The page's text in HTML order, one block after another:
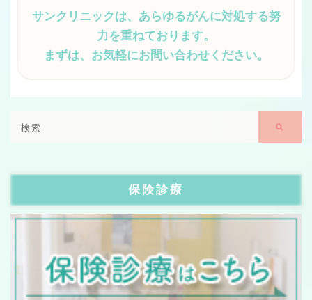
サンクリニックは、あらゆるがんに対処する努
力を重ねております。
まずは、お気軽にお問い合わせください。
保険診療